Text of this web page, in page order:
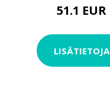
51.1 EUR
LISÄTIETOJA